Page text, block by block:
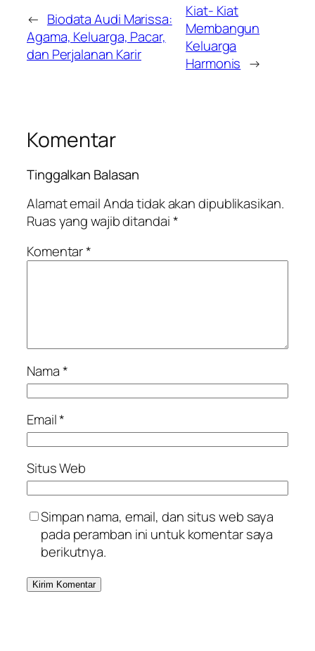
← Biodata Audi Marissa:
Agama, Keluarga, Pacar,
dan Perjalanan Karir
Kiat- Kiat
Membangun
Keluarga
Harmonis →
Komentar
Tinggalkan Balasan
Alamat email Anda tidak akan dipublikasikan.
Ruas yang wajib ditandai*
Komentar*
Nama*
Email*
Situs Web
Simpan nama, email, dan situs web saya
pada peramban ini untuk komentar saya
berikutnya.